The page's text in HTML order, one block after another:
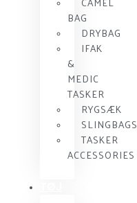
BAG
DRYBAG
IFAK
&
MEDIC
TASKER
RYGSÆK
SLINGBAGS
TASKER
ACCESSORIES